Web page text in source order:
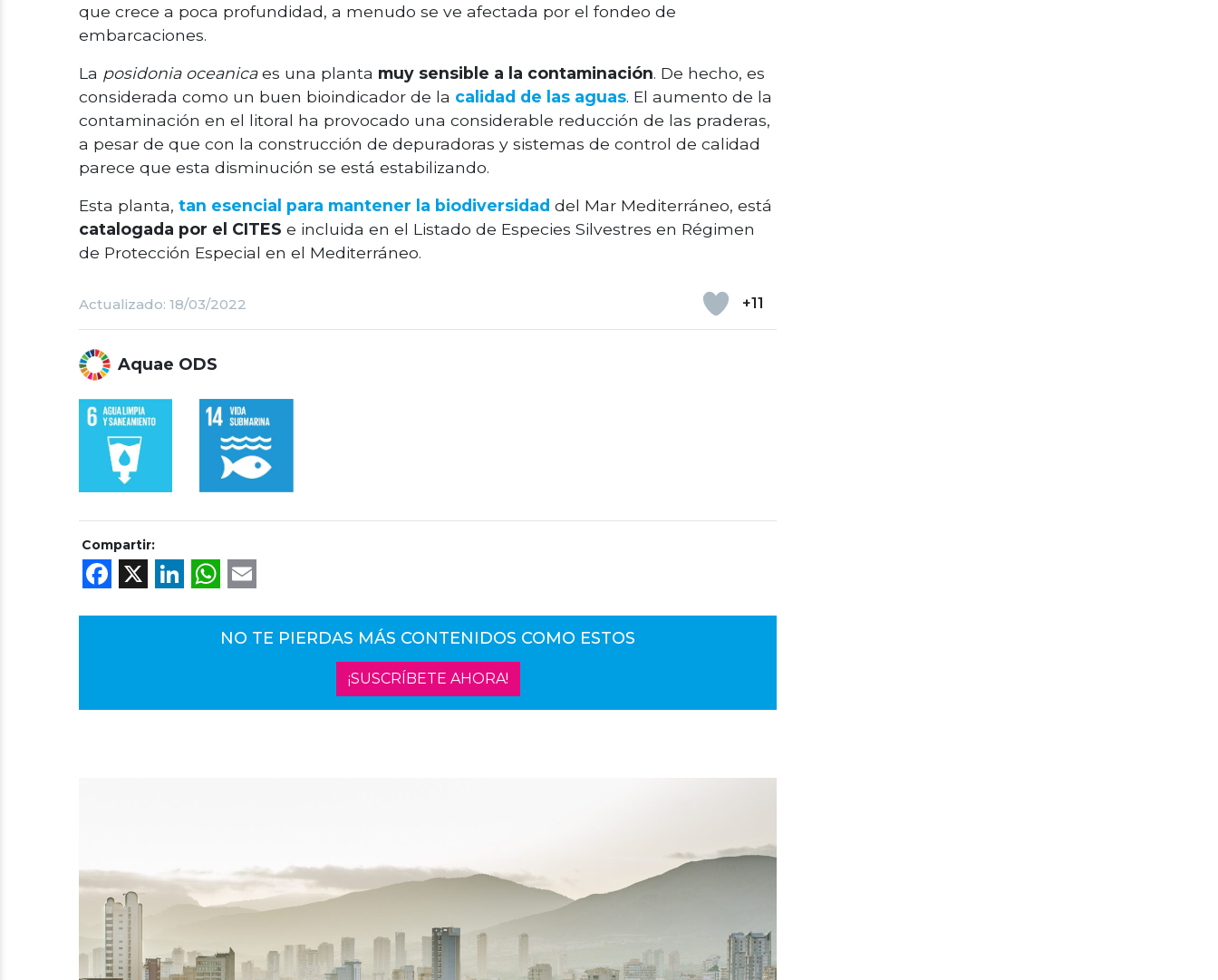
que crece a poca profundidad, a menudo se ve afectada por el fondeo de
embarcaciones.
La posidonia oceanicaes una planta muy sensible a la contaminación. De hecho, es
considerada como un buen bioindicador de la calidad de las aguas. El aumento de la
contaminación en el litoral ha provocado una considerable reducción de las praderas,
a pesar de que con la construcción de depuradoras y sistemas de control de calidad
parece que esta disminución se está estabilizando.
Esta planta, tan esencial para mantener la biodiversidad del Mar Mediterráneo, está
catalogada por el CITES e incluida en el Listado de Especies Silvestres en Régimen
de Protección Especial en el Mediterráneo.
+11
Actualizado: 18/03/2022
Aquae ODS
Compartir:
Facebook
X LinkedIn
WhatsApp
NO TE PIERDAS MÁS CONTENIDOS COMO ESTOS
¡SUSCRÍBETE AHORA!